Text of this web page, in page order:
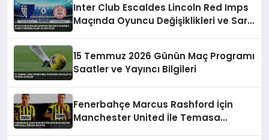
Inter Club Escaldes Lincoln Red Imps
Maçında Oyuncu Değişiklikleri ve Sarı
15 Temmuz 2026 Günün Maç Programı
Saatler ve Yayıncı Bilgileri
Fenerbahçe Marcus Rashford İçin
Manchester United İle Temasa